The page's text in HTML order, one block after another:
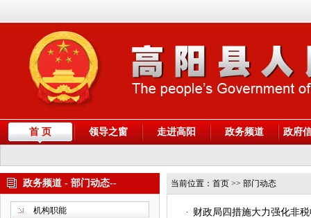
首 页 领导之窗 走进高阳 政务频道 政府
政务频道 - 部门动态--
机构职能
当前位置： 首页 >> 部门动态
· 财政局四措施大力强化非